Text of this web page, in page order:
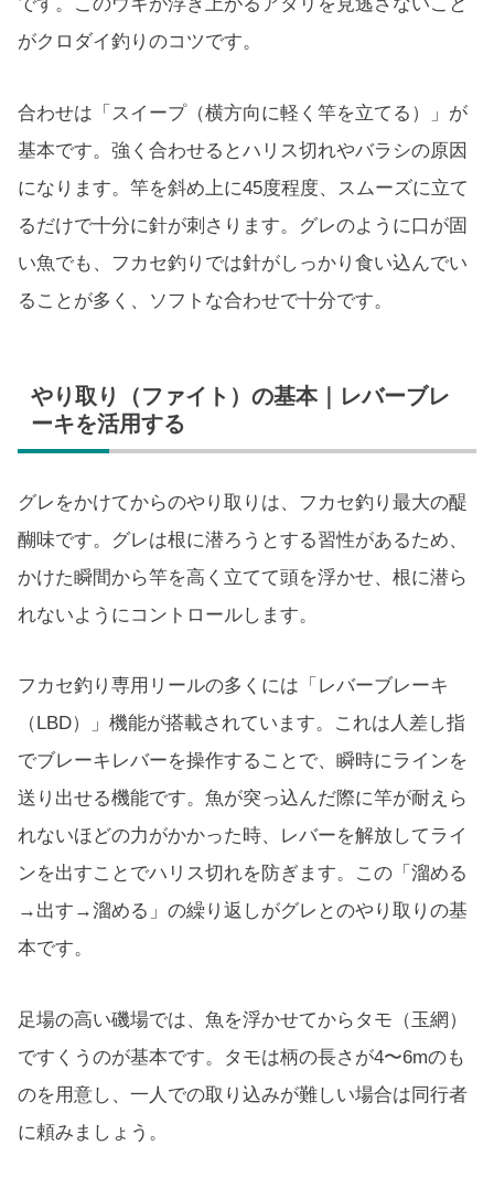
がクロダイ釣りのコツです。
合わせは「スイープ（横方向に軽く竿を立てる）」が
基本です。強く合わせるとハリス切れやバラシの原因
になります。竿を斜め上に45度程度、スムーズに立て
るだけで十分に針が刺さります。グレのように口が固
い魚でも、フカセ釣りでは針がしっかり食い込んでい
ることが多く、ソフトな合わせで十分です。
やり取り（ファイト）の基本｜レバーブレ
ーキを活用する
グレをかけてからのやり取りは、フカセ釣り最大の醍
醐味です。グレは根に潜ろうとする習性があるため、
かけた瞬間から竿を高く立てて頭を浮かせ、根に潜ら
れないようにコントロールします。
フカセ釣り専用リールの多くには「レバーブレーキ
（LBD）」機能が搭載されています。これは人差し指
でブレーキレバーを操作することで、瞬時にラインを
送り出せる機能です。魚が突っ込んだ際に竿が耐えら
れないほどの力がかかった時、レバーを解放してライ
ンを出すことでハリス切れを防ぎます。この「溜める
→出す→溜める」の繰り返しがグレとのやり取りの基
本です。
足場の高い磯場では、魚を浮かせてからタモ（玉網）
ですくうのが基本です。タモは柄の長さが4〜6mのも
のを用意し、一人での取り込みが難しい場合は同行者
に頼みましょう。